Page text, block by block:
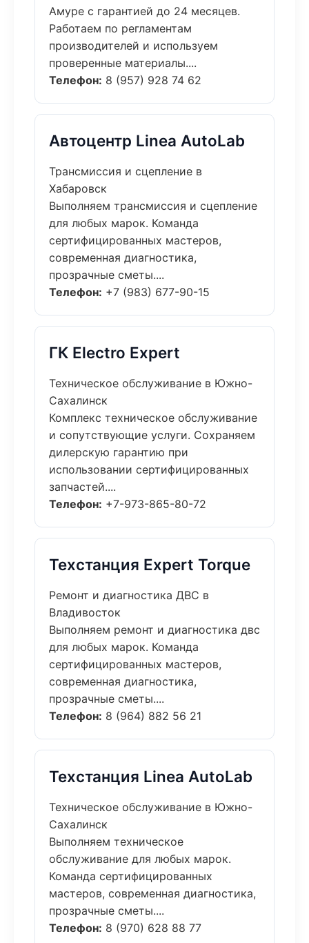
Амуре с гарантией до 24 месяцев.
Работаем по регламентам
производителей и используем
проверенные материалы....
Телефон: 8 (957) 928 74 62
Автоцентр Linea AutoLab
Трансмиссия и сцепление в
Хабаровск
Выполняем трансмиссия и сцепление
для любых марок. Команда
сертифицированных мастеров,
современная диагностика,
прозрачные сметы....
Телефон: +7 (983) 677-90-15
ГК Electro Expert
Техническое обслуживание в Южно-
Сахалинск
Комплекс техническое обслуживание
и сопутствующие услуги. Сохраняем
дилерскую гарантию при
использовании сертифицированных
запчастей....
Телефон: +7-973-865-80-72
Техстанция Expert Torque
Ремонт и диагностика ДВС в
Владивосток
Выполняем ремонт и диагностика двс
для любых марок. Команда
сертифицированных мастеров,
современная диагностика,
прозрачные сметы....
Телефон: 8 (964) 882 56 21
Техстанция Linea AutoLab
Техническое обслуживание в Южно-
Сахалинск
Выполняем техническое
обслуживание для любых марок.
Команда сертифицированных
мастеров, современная диагностика,
прозрачные сметы....
Телефон: 8 (970) 628 88 77